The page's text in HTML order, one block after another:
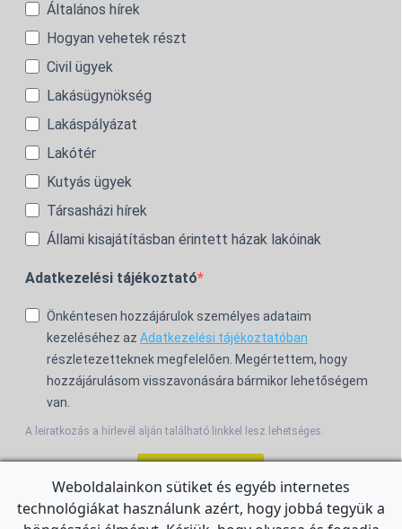
Általános hírek
Hogyan vehetek részt
Civil ügyek
Lakásügynökség
Lakáspályázat
Lakótér
Kutyás ügyek
Társasházi hírek
Állami kisajátításban érintett házak lakóinak
Adatkezelési tájékoztató
Önkéntesen hozzájárulok személyes adataim
kezeléséhez az Adatkezelési tájékoztatóban
részletezetteknek megfelelően. Megértettem, hogy
hozzájárulásom visszavonására bármikor lehetőségem
van.
A leiratkozás a hírlevél alján található linkkel lesz lehetséges.
For the English Newsletter, clickHERE.
Weboldalainkon sütiket és egyéb internetes
technológiákat használunk azért, hogy jobbá tegyük a